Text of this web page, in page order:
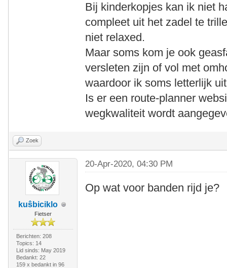
Bij kinderkopjes kan ik niet
compleet uit het zadel te
niet relaxed.
Maar soms kom je ook
versleten zijn of vol met
waardoor ik soms letterlijk
Is er een route-planner
wegkwaliteit wordt
Zoek
kuŝbiciklo
Fietser
Berichten: 208
Topics: 14
Lid sinds: May 2019
Bedankt: 22
159 x bedankt in 96
20-Apr-2020, 04:30 PM
Op wat voor banden rijd je?